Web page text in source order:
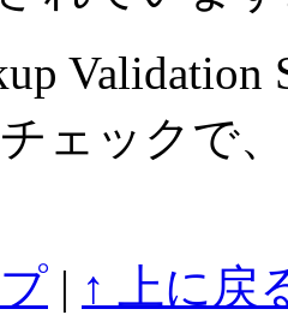
Validation
ェックで
| ↑ 上に戻